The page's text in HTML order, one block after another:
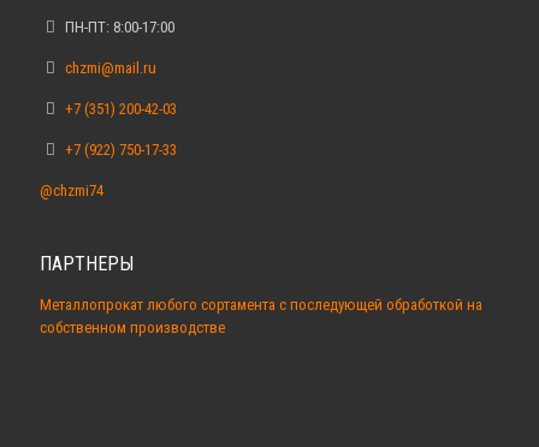
ПН-ПТ: 8:00-17:00
chzmi@mail.ru
+7 (351) 200-42-03
+7 (922) 750-17-33
@chzmi74
ПАРТНЕРЫ
Металлопрокат любого сортамента с последующей обработкой на
собственном производстве